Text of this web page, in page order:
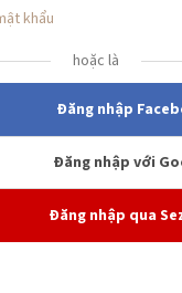
khẩu
hoặc là
Đăng nhập
Đăng nhập với
Đăng nhập qua